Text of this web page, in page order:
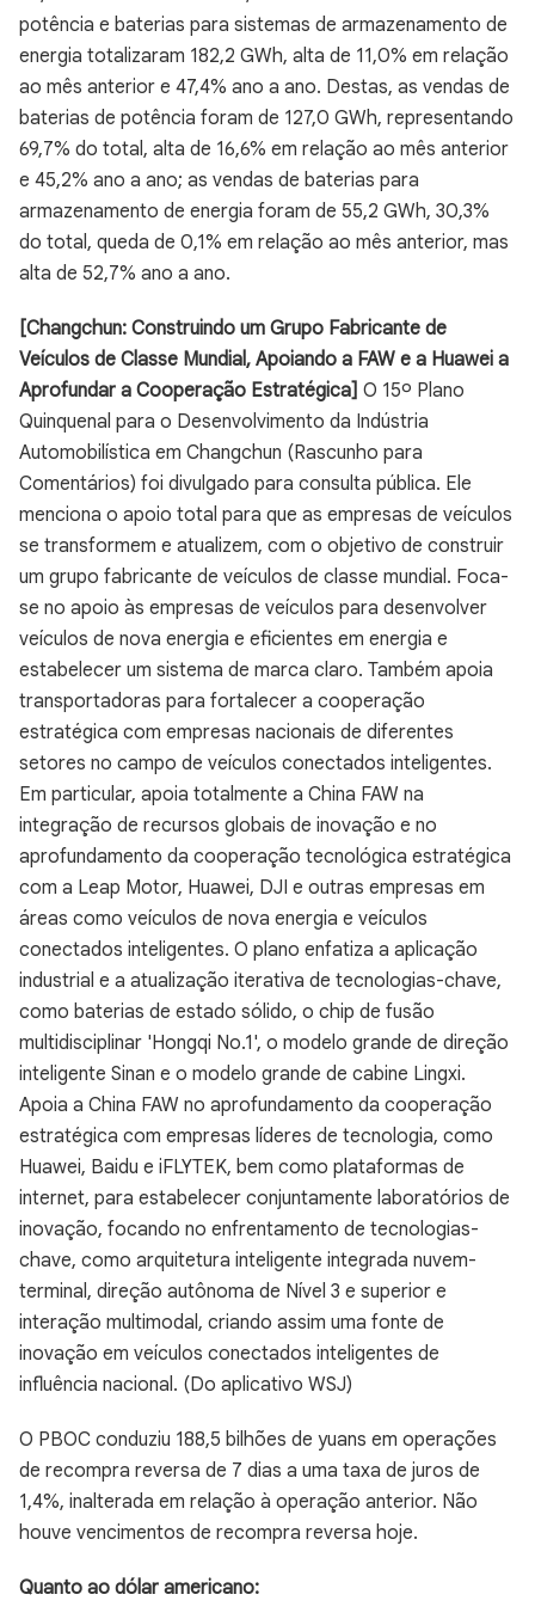
potência e baterias para sistemas de armazenamento de
energia totalizaram 182,2 GWh, alta de 11,0% em relação
ao mês anterior e 47,4% ano a ano. Destas, as vendas de
baterias de potência foram de 127,0 GWh, representando
69,7% do total, alta de 16,6% em relação ao mês anterior
e 45,2% ano a ano; as vendas de baterias para
armazenamento de energia foram de 55,2 GWh, 30,3%
do total, queda de 0,1% em relação ao mês anterior, mas
alta de 52,7% ano a ano.
[Changchun: Construindo um Grupo Fabricante de
Veículos de Classe Mundial, Apoiando a FAW e a Huawei a
Aprofundar a Cooperação Estratégica] O 15º Plano
Quinquenal para o Desenvolvimento da Indústria
Automobilística em Changchun (Rascunho para
Comentários) foi divulgado para consulta pública. Ele
menciona o apoio total para que as empresas de veículos
se transformem e atualizem, com o objetivo de construir
um grupo fabricante de veículos de classe mundial. Foca-
se no apoio às empresas de veículos para desenvolver
veículos de nova energia e eficientes em energia e
estabelecer um sistema de marca claro. Também apoia
transportadoras para fortalecer a cooperação
estratégica com empresas nacionais de diferentes
setores no campo de veículos conectados inteligentes.
Em particular, apoia totalmente a China FAW na
integração de recursos globais de inovação e no
aprofundamento da cooperação tecnológica estratégica
com a Leap Motor, Huawei, DJI e outras empresas em
áreas como veículos de nova energia e veículos
conectados inteligentes. O plano enfatiza a aplicação
industrial e a atualização iterativa de tecnologias-chave,
como baterias de estado sólido, o chip de fusão
multidisciplinar 'Hongqi No.1', o modelo grande de direção
inteligente Sinan e o modelo grande de cabine Lingxi.
Apoia a China FAW no aprofundamento da cooperação
estratégica com empresas líderes de tecnologia, como
Huawei, Baidu e iFLYTEK, bem como plataformas de
internet, para estabelecer conjuntamente laboratórios de
inovação, focando no enfrentamento de tecnologias-
chave, como arquitetura inteligente integrada nuvem-
terminal, direção autônoma de Nível 3 e superior e
interação multimodal, criando assim uma fonte de
inovação em veículos conectados inteligentes de
influência nacional. (Do aplicativo WSJ)
O PBOC conduziu 188,5 bilhões de yuans em operações
de recompra reversa de 7 dias a uma taxa de juros de
1,4%, inalterada em relação à operação anterior. Não
houve vencimentos de recompra reversa hoje.
Quanto ao dólar americano: